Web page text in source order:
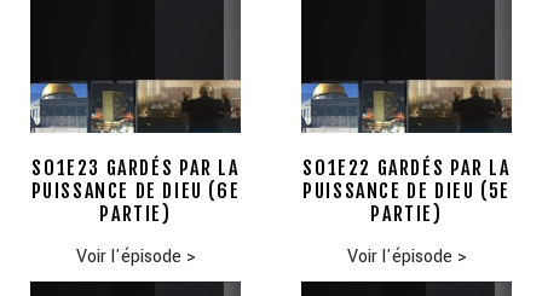
S01E23 GARDÉS PAR LA
PUISSANCE DE DIEU (6E
PARTIE)
Voir l'épisode >
S01E22 GARDÉS PAR LA
PUISSANCE DE DIEU (5E
PARTIE)
Voir l'épisode >